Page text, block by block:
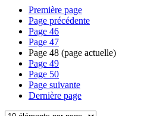
Première page
Page précédente
Page 46
Page 47
Page 48 (page actuelle)
Page 49
Page 50
Page suivante
Dernière page